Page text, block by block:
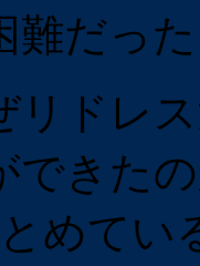
難だっ
ドレ
できた
めてい